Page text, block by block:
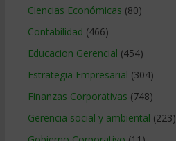
Ciencias Económicas (80)
Contabilidad (466)
Educacion Gerencial (454)
Estrategia Empresarial (304)
Finanzas Corporativas (748)
Gerencia social y ambiental (223)